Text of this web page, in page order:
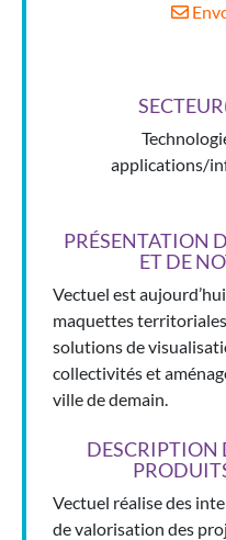
applications/
PRÉSENTATION
ET DE
Vectuel est
maquettes
solutions de
collectivités et
ville de demain.
DESCRIPTION
Vectuel réalise des
de valorisation des